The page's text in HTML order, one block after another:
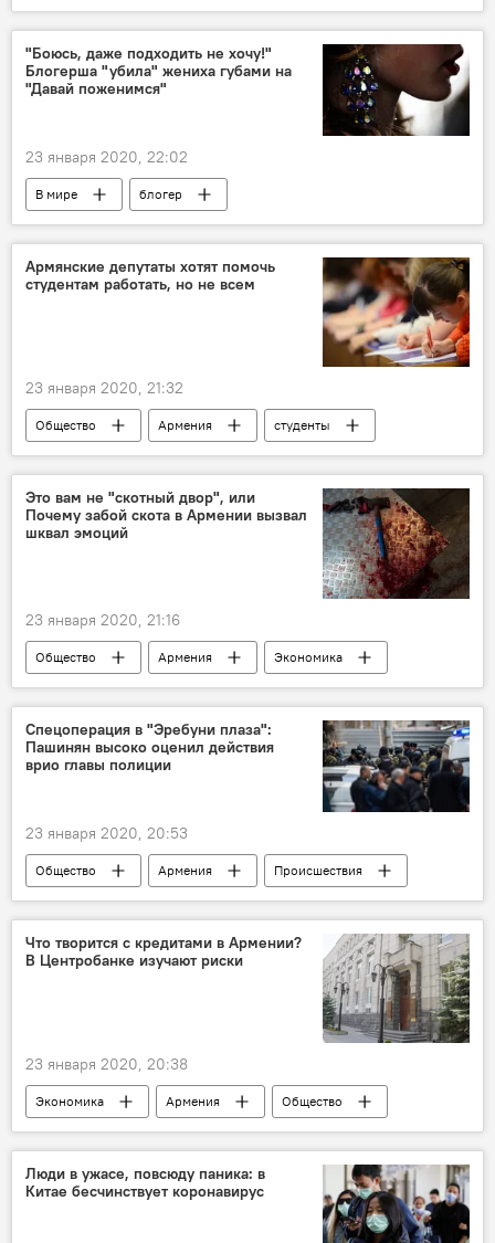
Происшествия и инциденты в Ереване
ДТП
"Боюсь, даже подходить не хочу!"
Блогерша "убила" жениха губами на
"Давай поженимся"
23 января 2020, 22:02
В мире блогер
Армянские депутаты хотят помочь
студентам работать, но не всем
23 января 2020, 21:32
Общество Армения
студенты
депутат
Это вам не "скотный двор", или
Почему забой скота в Армении вызвал
шквал эмоций
23 января 2020, 21:16
Общество Армения
Экономика
Новости Армения
скотобойня
Спецоперация в "Эребуни плаза":
Пашинян высоко оценил действия
врио главы полиции
23 января 2020, 20:53
Общество Армения
Происшествия
"Эребуни плаза"
правительство
Стрельба в "Эребуни плаза"
полиция
Что творится с кредитами в Армении?
В Центробанке изучают риски
23 января 2020, 20:38
Экономика Армения
Общество
потребительские кредиты
риск
Центробанк
Люди в ужасе, повсюду паника: в
Китае бесчинствует коронавирус